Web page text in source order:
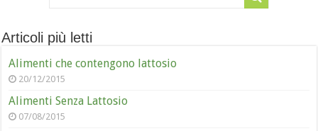
Articoli più letti
Alimenti che contengono lattosio
20/12/2015
Alimenti Senza Lattosio
07/08/2015